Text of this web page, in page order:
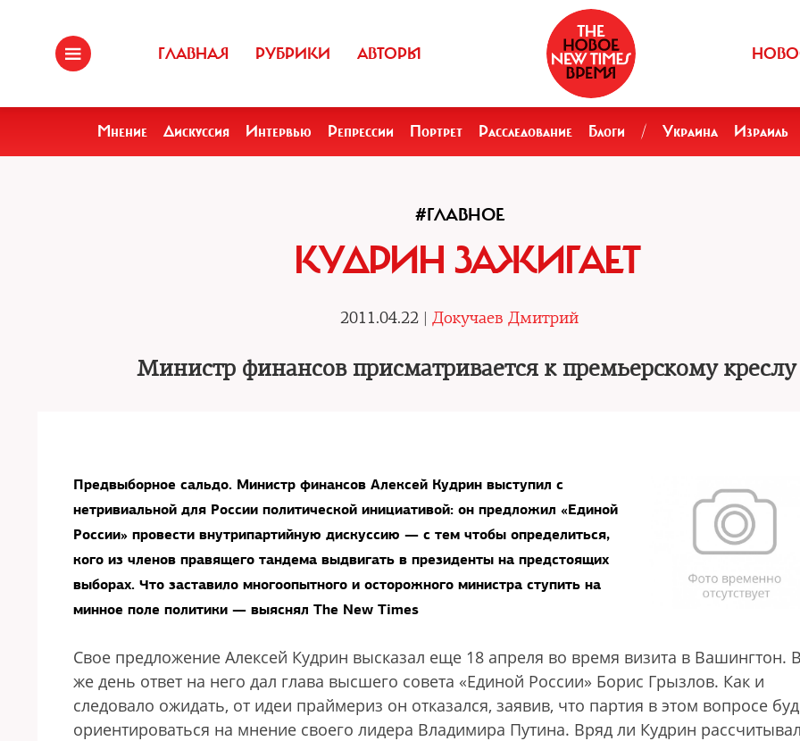
ГЛАВНАЯ РУБРИКИ АВТОРЫ
Мнение Дискуссия Интервью Репрессии Портрет Расследование Блоги / Украина Израиль
#ГЛАВНОЕ
КУДРИН ЗАЖИГАЕТ
2011.04.22 | Докучаев Дмитрий
Министр финансов присматривается к премьерскому креслу
Предвыборное сальдо. Министр финансов Алексей Кудрин выступил с
нетривиальной для России политической инициативой: он предложил «Единой
России» провести внутрипартийную дискуссию — с тем чтобы определиться,
кого из членов правящего тандема выдвигать в президенты на предстоящих
выборах. Что заставило многоопытного и осторожного министра ступить на
минное поле политики — выяснял The New Times
Свое предложение Алексей Кудрин высказал еще 18 апреля во время визита в Вашингтон.
же день ответ на него дал глава высшего совета «Единой России» Борис Грызлов. Как и
следовало ожидать, от идеи праймериз он отказался, заявив, что партия в этом вопросе
ориентироваться на мнение своего лидера Владимира Путина. Вряд ли Кудрин рассчитывал